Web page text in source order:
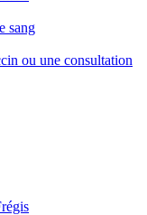
sang
ou une consultation